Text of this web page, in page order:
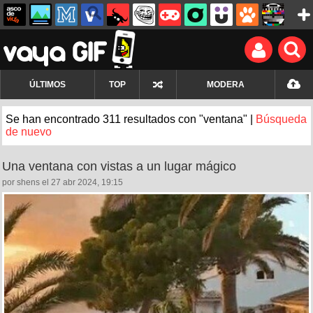
ÚLTIMOS TOP MODERA
Se han encontrado 311 resultados con "ventana" |
Búsqueda
de nuevo
Una ventana con vistas a un lugar mágico
por shens el 27 abr 2024, 19:15